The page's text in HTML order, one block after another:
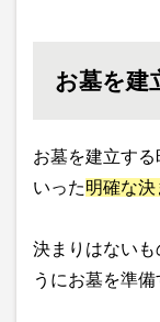
お墓を建
お墓を建立す
いった明確な
決まりはないも
うにお墓を準